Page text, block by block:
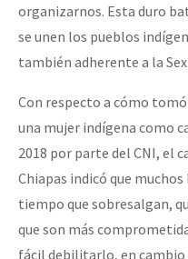
organizarnos. Esta duro
se unen los pueblos
también adherente a la
Con respecto a cómo
una mujer indígena como
2018 por parte del CNI, el
Chiapas indicó que
tiempo que sobresalgan,
que son más
fácil debilitarlo, en cambio